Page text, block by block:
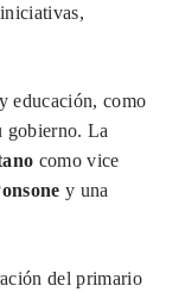
educación, como
gobierno. La
como vice
y una
del primario